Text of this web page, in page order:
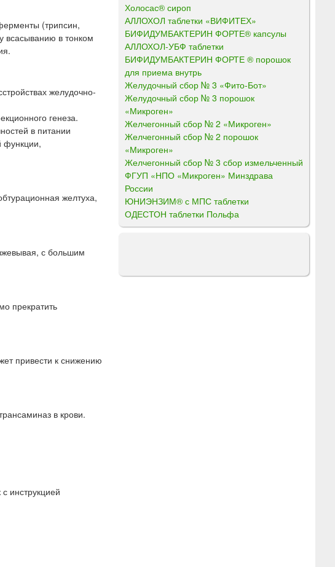
(трипсин,
всасыванию в тонком
желудочно-
генеза.
в питании
функции,
желтуха,
с большим
прекратить
привести к снижению
в крови.
инструкцией
Холосас® сироп
АЛЛОХОЛ таблетки «ВИФИТЕХ»
БИФИДУМБАКТЕРИН ФОРТЕ® капсулы
АЛЛОХОЛ-УБФ таблетки
БИФИДУМБАКТЕРИН ФОРТЕ ® порошок
для приема внутрь
Желудочный сбор № 3 «Фито-Бот»
Желудочный сбор № 3 порошок
«Микроген»
Желчегонный сбор № 2 «Микроген»
Желчегонный сбор № 2 порошок
«Микроген»
Желчегонный сбор № 3 сбор измельченный
ФГУП «НПО «Микроген» Минздрава
России
ЮНИЭНЗИМ® с МПС таблетки
ОДЕСТОН таблетки Польфа